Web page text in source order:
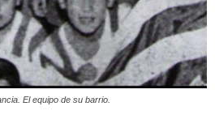
El equipo de su barrio.